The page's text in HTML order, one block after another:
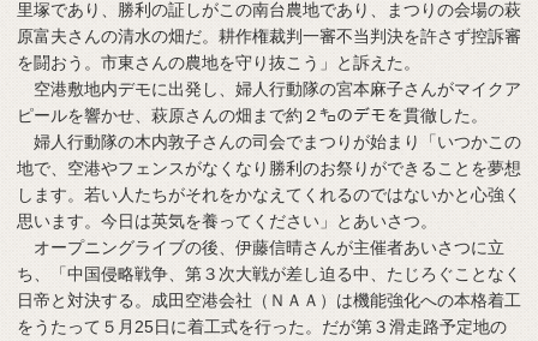
里塚であり、勝利の証しがこの南台農地であり、まつりの会場の萩
原富夫さんの清水の畑だ。耕作権裁判一審不当判決を許さず控訴審
を闘おう。市東さんの農地を守り抜こう」と訴えた。
空港敷地内デモに出発し、婦人行動隊の宮本麻子さんがマイクア
ピールを響かせ、萩原さんの畑まで約２㌔のデモを貫徹した。
婦人行動隊の木内敦子さんの司会でまつりが始まり「いつかこの
地で、空港やフェンスがなくなり勝利のお祭りができることを夢想
します。若い人たちがそれをかなえてくれるのではないかと心強く
思います。今日は英気を養ってください」とあいさつ。
オープニングライブの後、伊藤信晴さんが主催者あいさつに立
ち、「中国侵略戦争、第３次大戦が差し迫る中、たじろぐことなく
日帝と対決する。成田空港会社（ＮＡＡ）は機能強化への本格着工
をうたって５月25日に着工式を行った。だが第３滑走路予定地の